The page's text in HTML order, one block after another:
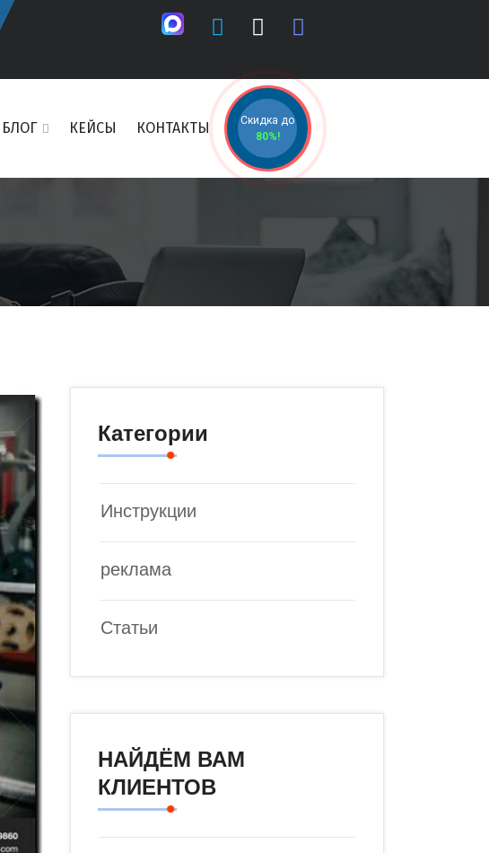
БЛОГ КЕЙСЫ КОНТАКТЫ
Скидка до
80%!
Категории
Инструкции
реклама
Статьи
НАЙДЁМ ВАМ
КЛИЕНТОВ